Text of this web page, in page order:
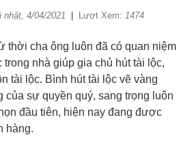
nhật, 4/04/2021 Lượt Xem: 1474
thời cha ông luôn đã có quan niệm
trong nhà giúp gia chủ hút tài lộc,
tài lộc. Bình hút tài lộc vẽ vàng
sự quyền quý, sang trọng luôn
đầu tiên, hiện nay đang được
hàng.